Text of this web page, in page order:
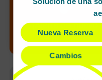
¡Alerta de nuevo
precio!
Nueva Reserva
Cambios